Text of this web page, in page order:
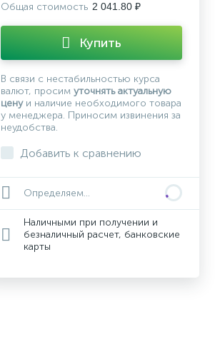
Общая стоимость 2 041.80 ₽
Купить
В связи с нестабильностью курса
валют, просим уточнять актуальную
ценуи наличие необходимого товара
у менеджера. Приносим извинения за
неудобства.
Добавить к сравнению
Определяем...
Наличными при получении и
безналичный расчет, банковские
карты